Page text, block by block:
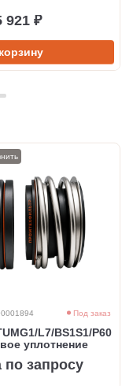
921 ₽
Под заказ
L7/BS1S1/P60
уплотнение
по запросу